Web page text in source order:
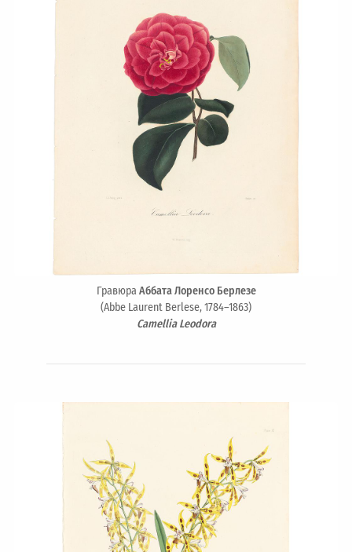
ГравюраАббата Лоренсо Берлезе
(Abbe Laurent Berlese, 1784–1863)
Camellia Leodora